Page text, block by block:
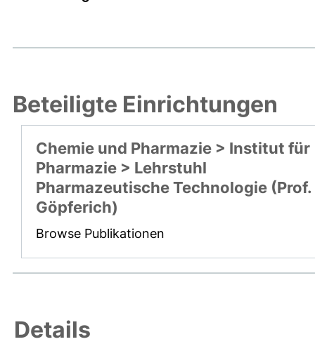
Beteiligte Einrichtungen
Chemie und Pharmazie > Institut für
Pharmazie > Lehrstuhl
Pharmazeutische Technologie (Prof.
Göpferich)
Browse Publikationen
Details